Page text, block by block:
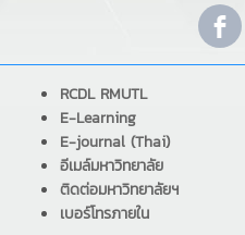
RCDL RMUTL
E-Learning
E-journal (Thai)
อีเมล์มหาวิทยาลัย
ติดต่อมหาวิทยาลัยฯ
เบอร์โทรภายใน